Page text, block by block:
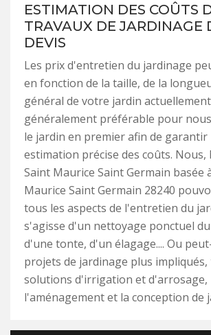
ESTIMATION DES COÛTS
TRAVAUX DE JARDINAGE
DEVIS
Les prix d'entretien du jardinage
en fonction de la taille, de la
général de votre jardin
généralement préférable pour
le jardin en premier afin de garantir
estimation précise des coûts. Nous,
Saint Maurice Saint Germain basée
Maurice Saint Germain 28240
tous les aspects de l'entretien du
s'agisse d'un nettoyage ponctuel
d'une tonte, d'un élagage.... Ou
projets de jardinage plus impliqués,
solutions d'irrigation et d'arrosage,
l'aménagement et la conception de